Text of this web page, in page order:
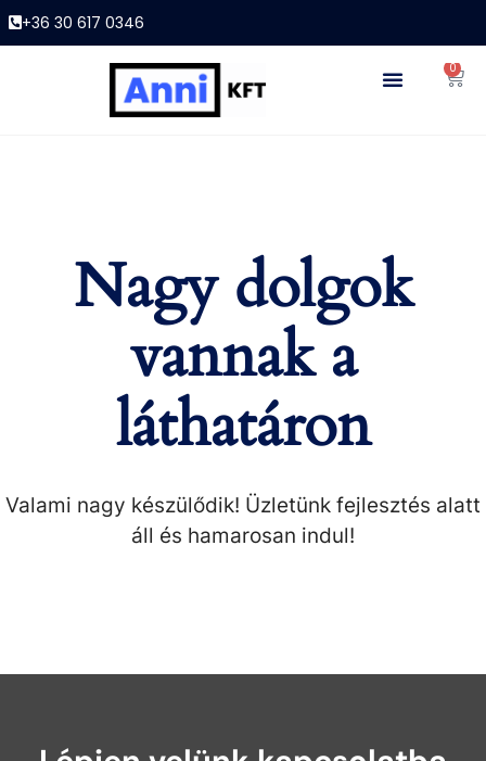
+36 30 617 0346
0
Nagy dolgok
vannak a
láthatáron
Valami nagy készülődik! Üzletünk fejlesztés alatt
áll és hamarosan indul!